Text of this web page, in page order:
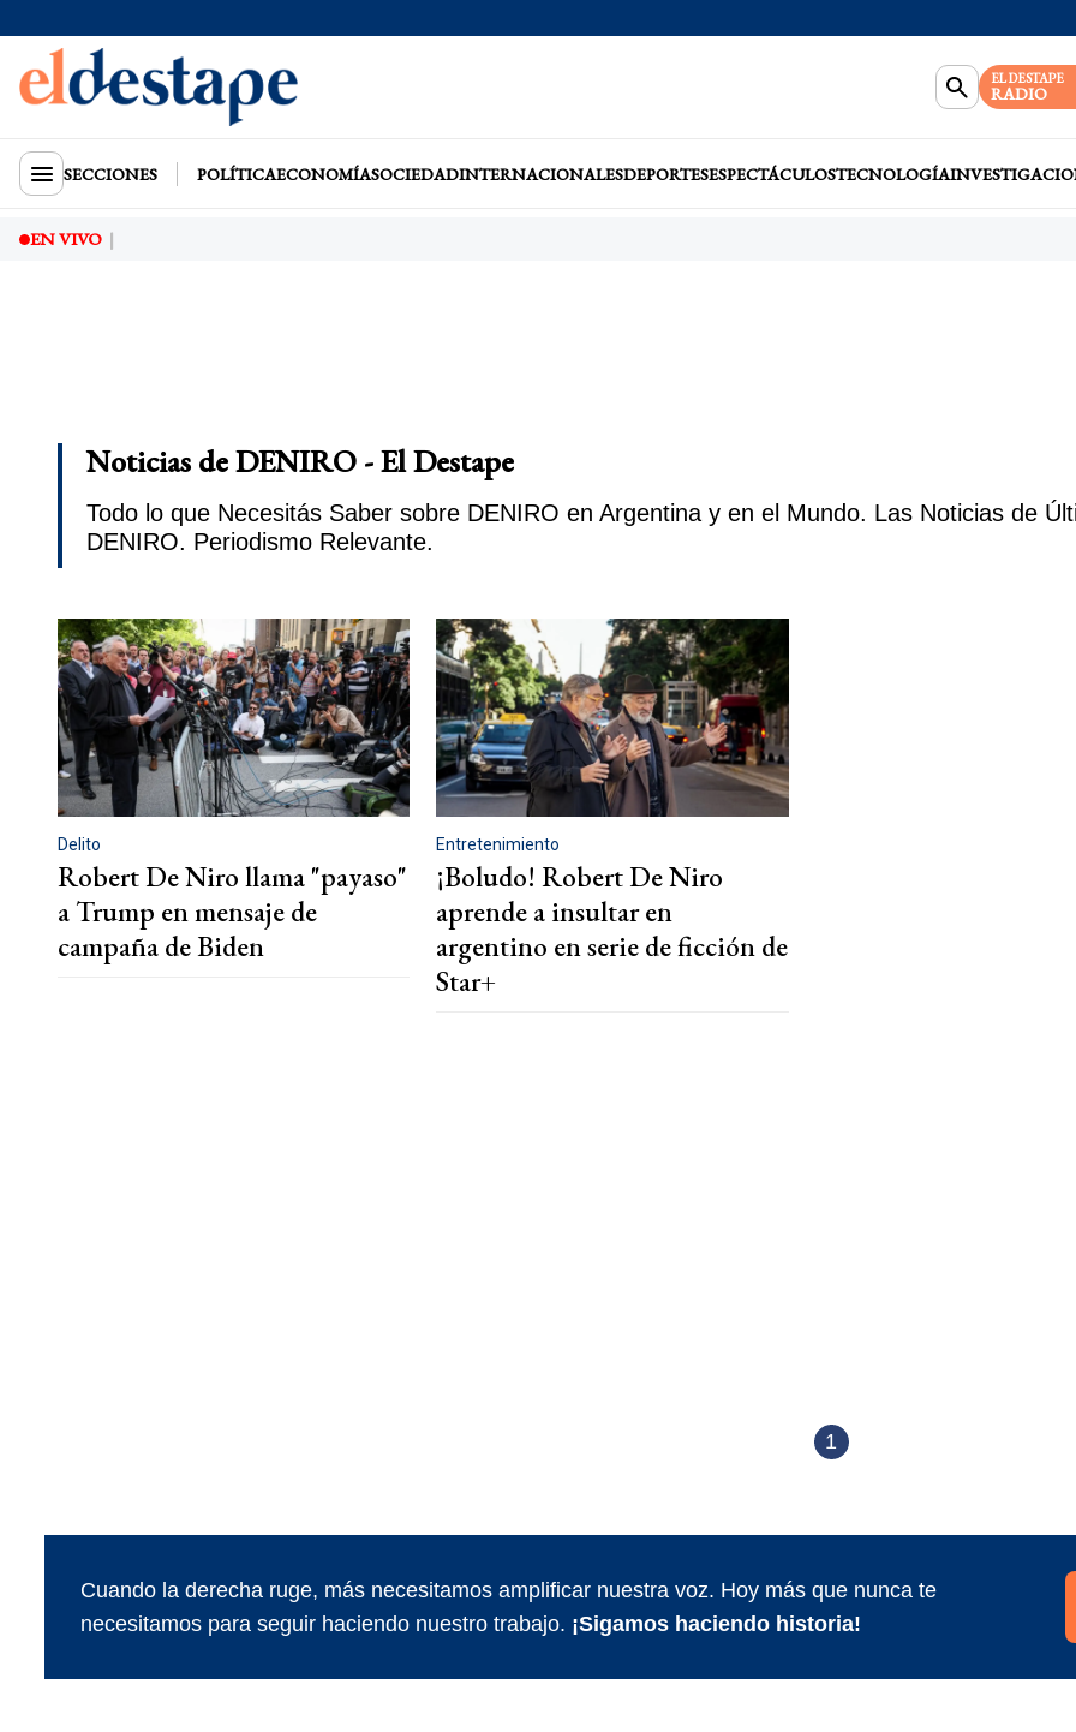
EL DESTAPE
RADIO
SECCIONES POLÍTICAECONOMÍASOCIEDADINTERNACIONALESDEPORTESESPECTÁCULOSTECNOLOGÍA
EN VIVO
Noticias de DENIRO - El Destape
Todo lo que Necesitás Saber sobre DENIRO en Argentina y en el Mundo. Las Noticias de
DENIRO. Periodismo Relevante.
Delito
Robert De Niro llama "payaso"
a Trump en mensaje de
campaña de Biden
Entretenimiento
¡Boludo! Robert De Niro
aprende a insultar en
argentino en serie de ficción de
Star+
1
Cuando la derecha ruge, más necesitamos amplificar nuestra voz. Hoy más que nunca te
necesitamos para seguir haciendo nuestro trabajo. ¡Sigamos haciendo historia!